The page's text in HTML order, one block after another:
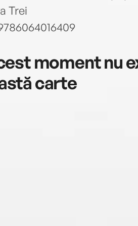
Trei
moment nu
carte